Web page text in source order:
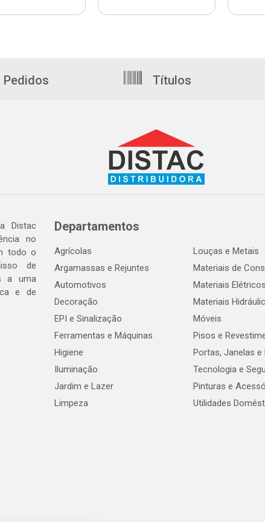
Pedidos Títulos
Distac
no
todo o
de
a uma
e de
Departamentos
Agrícolas
Argamassas e Rejuntes
Automotivos
Decoração
EPI e Sinalização
Ferramentas e Máquinas
Higiene
Iluminação
Jardim e Lazer
Limpeza
Louças e Metais
Materiais de
Materiais Elétricos
Materiais
Móveis
Pisos e
Portas, Janelas e
Tecnologia e
Pinturas e
Utilidades